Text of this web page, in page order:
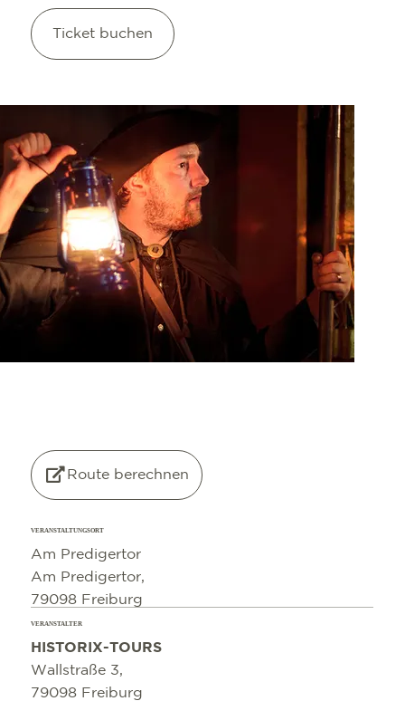
Ticket buchen
Route berechnen
VERANSTALTUNGSORT
Am Predigertor
Am Predigertor,
79098 Freiburg
VERANSTALTER
HISTORIX-TOURS
Wallstraße 3,
79098 Freiburg